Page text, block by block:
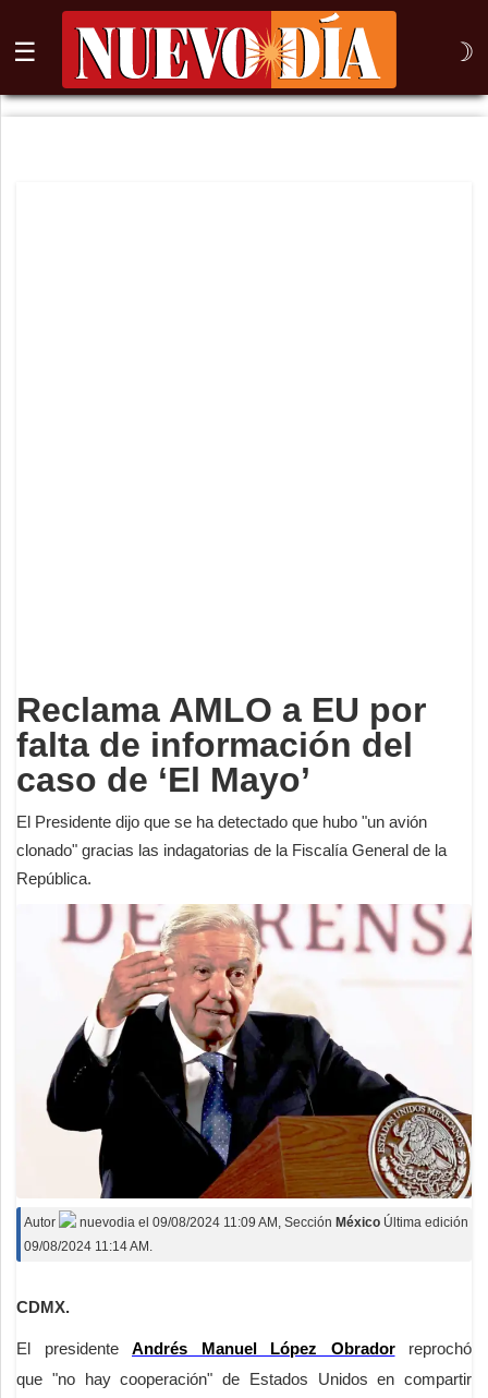
☰ ☽
⌕
Reclama AMLO a EU por
falta de información del
caso de ‘El Mayo’
El Presidente dijo que se ha detectado que hubo "un avión
clonado" gracias las indagatorias de la Fiscalía General de la
República.
Autor nuevodia el 09/08/2024 11:09 AM , Sección México Última edición
09/08/2024 11:14 AM.
CDMX.
El presidente Andrés Manuel López Obradorreprochó
que "no hay cooperación" de Estados Unidos en compartir